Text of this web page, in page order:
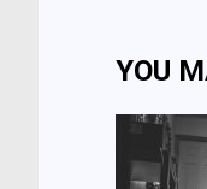
YOU